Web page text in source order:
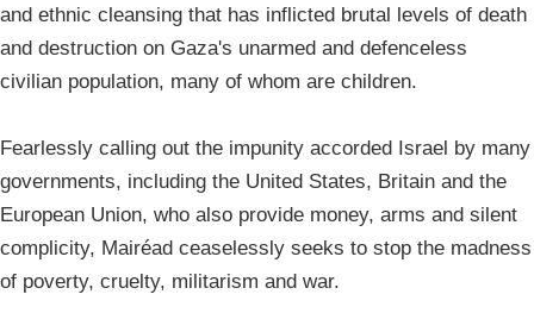
and ethnic cleansing that has inflicted brutal levels of death
and destruction on Gaza's unarmed and defenceless
civilian population, many of whom are children.
Fearlessly calling out the impunity accorded Israel by many
governments, including the United States, Britain and the
European Union, who also provide money, arms and silent
complicity, Mairéad ceaselessly seeks to stop the madness
of poverty, cruelty, militarism and war.